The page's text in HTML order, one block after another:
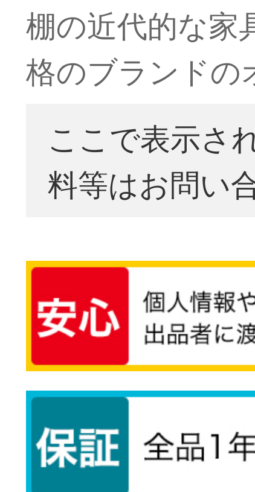
棚の近代的な家
格のブランドの
ここで表示さ
料等はお問い